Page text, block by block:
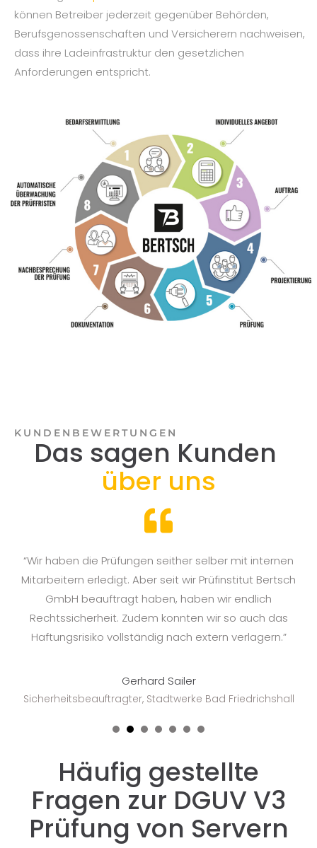
können Betreiber jederzeit gegenüber Behörden,
Berufsgenossenschaften und Versicherern nachweisen,
dass ihre Ladeinfrastruktur den gesetzlichen
Anforderungen entspricht.
KUNDENBEWERTUNGEN
Das sagen Kunden
über uns
“Wir haben die Prüfungen seither selber mit internen
Mitarbeitern erledigt. Aber seit wir Prüfinstitut Bertsch
GmbH beauftragt haben, haben wir endlich
Rechtssicherheit. Zudem konnten wir so auch das
Haftungsrisiko vollständig nach extern verlagern.”
Gerhard Sailer
Sicherheitsbeauftragter, Stadtwerke Bad Friedrichshall
Häufig gestellte
Fragen zur DGUV V3
Prüfung von Servern